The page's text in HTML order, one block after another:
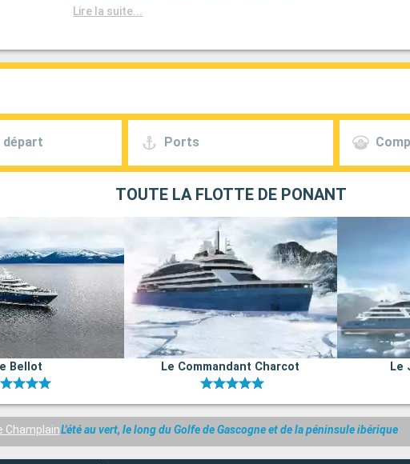
Lire la suite...
départ Ports
TOUTE LA FLOTTE DE PONANT
Bellot Le Commandant Charcot Le
ChamplainL'été au vert, le long du Golfe de Gascogne et de la péninsule ibérique